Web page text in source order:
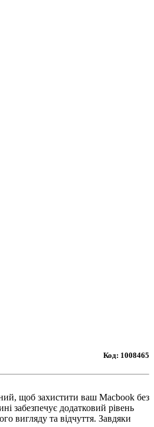
Код: 1008465
щоб захистити ваш Macbook без
забезпечує додатковий рівень
вигляду та відчуття. Завдяки